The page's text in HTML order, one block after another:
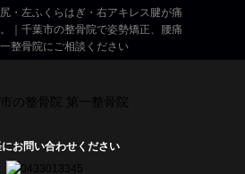
・左ふくらはぎ・右アキレス腱が痛
｜千葉市の整骨院で姿勢矯正、腰痛
整骨院にご相談ください
にお問い合わせください